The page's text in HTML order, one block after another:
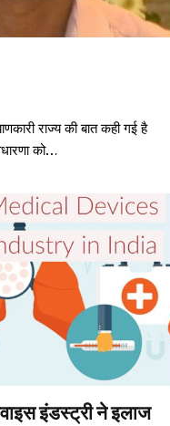
राज्य की बात कही गई है
को…
इंडस्ट्री ने इलाज